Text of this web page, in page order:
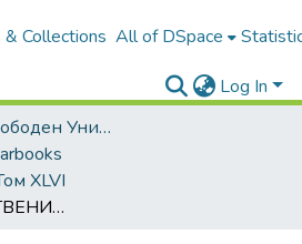
& Collections All of DSpace
Log In
Бургаски Свободен Университет | Burgas Free University
XLVI
РОЛЯ НА ИЗКУСТВЕНИЯ ИНТЕЛЕКТ В СЪДЕБНО КРИМИНАЛИСТИЧЕСКИТЕ РАЗСЛЕДВАНИЯ